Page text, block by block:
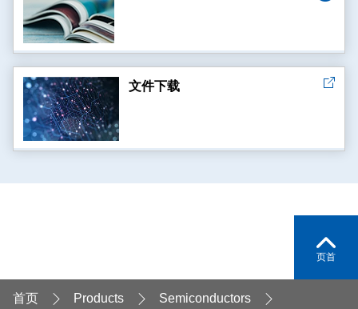
文件下载
页首
首页 Products Semiconductors